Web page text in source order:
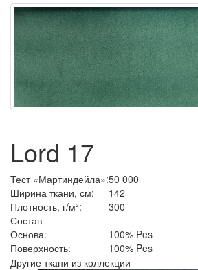
Lord 17
Тест «Мартиндейла»:50 000
Ширина ткани, см:
142
Плотность, г/м²:
300
Состав
Основа:
100% Pes
Поверхность:
100% Pes
Другие ткани из коллекции